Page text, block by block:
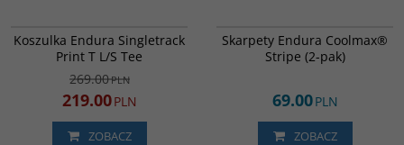
PROMOCJA
Koszulka Endura Singletrack
Print T L/S Tee
269.00PLN
219.00PLN
ZOBACZ
Skarpety Endura Coolmax®
Stripe (2-pak)
69.00PLN
ZOBACZ